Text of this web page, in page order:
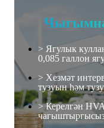
> Ягулык
0,085 галлон
> Хезмәт
тузуын һәм
> Керелгән
чагыштыргысыз